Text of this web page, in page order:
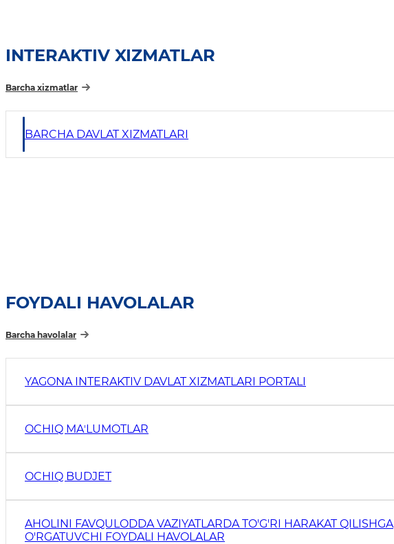
INTERAKTIV XIZMATLAR
Barcha xizmatlar
BARCHA DAVLAT XIZMATLARI
FOYDALI HAVOLALAR
Barcha havolalar
YAGONA INTERAKTIV DAVLAT XIZMATLARI PORTALI
OCHIQ MAʼLUMOTLAR
OCHIQ BUDJET
AHOLINI FAVQULODDA VAZIYATLARDA TO'G'RI HARAKAT QILISHGA
O'RGATUVCHI FOYDALI HAVOLALAR